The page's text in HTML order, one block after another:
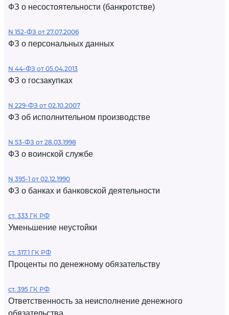
ФЗ о несостоятельности (банкротстве)
N 152-ФЗ от 27.07.2006
ФЗ о персональных данных
N 44-ФЗ от 05.04.2013
ФЗ о госзакупках
N 229-ФЗ от 02.10.2007
ФЗ об исполнительном производстве
N 53-ФЗ от 28.03.1998
ФЗ о воинской службе
N 395-1 от 02.12.1990
ФЗ о банках и банковской деятельности
ст. 333 ГК РФ
Уменьшение неустойки
ст. 317.1 ГК РФ
Проценты по денежному обязательству
ст. 395 ГК РФ
Ответственность за неисполнение денежного
обязательства